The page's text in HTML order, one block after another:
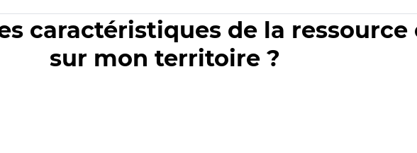
caractéristiques de la ressource
sur mon territoire ?